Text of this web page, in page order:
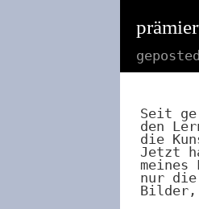
Seit
den
die
Jetzt
meines
nur
Bilder,